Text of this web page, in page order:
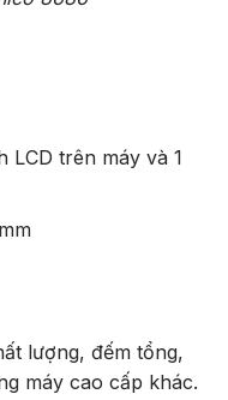
LCD trên máy và 1
lượng, đếm tổng,
máy cao cấp khác.